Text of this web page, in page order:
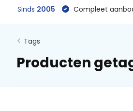
Sinds 2005 Compleet
Tags
Producten